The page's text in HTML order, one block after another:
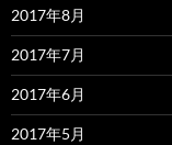
2017年8月
2017年7月
2017年6月
2017年5月